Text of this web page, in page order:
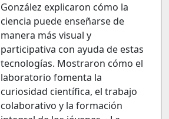
González explicaron cómo la
ciencia puede enseñarse de
manera más visual y
participativa con ayuda de estas
tecnologías. Mostraron cómo el
laboratorio fomenta la
curiosidad científica, el trabajo
colaborativo y la formación